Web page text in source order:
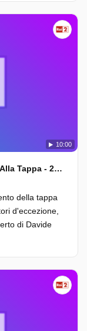
10:00
Ciclismo: Giro D'italia 2026 - Processo Alla Tappa - 20A Tappa
della tappa
d'eccezione,
di Davide